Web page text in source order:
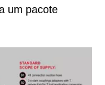
um pacote